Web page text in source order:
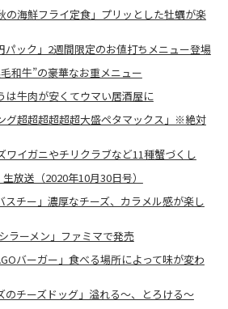
の海鮮フライ定食」プリッとした牡蠣が楽
パック」2週間限定のお値打ちメニュー登場
和牛”の豪華なお重メニュー
は牛肉が安くてウマい居酒屋に
グ超超超超超超大盛ペタマックス」※絶対
ワイガニやチリクラブなど11種蟹づくし
放送（2020年10月30日号）
スチー」濃厚なチーズ、カラメル感が楽し
ラーメン」ファミマで発売
バーガー」食べる場所によって味が変わ
のチーズドッグ」溢れる～、とろける～